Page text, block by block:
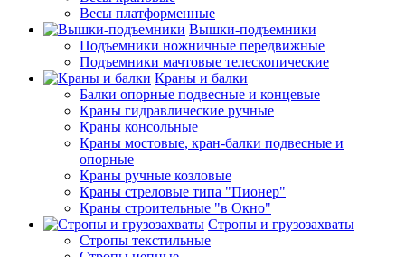
Весы платформенные
Вышки-подъемники
Подъемники ножничные передвижные
Подъемники мачтовые телескопические
Краны и балки
Балки опорные подвесные и концевые
Краны гидравлические ручные
Краны консольные
Краны мостовые, кран-балки подвесные и
опорные
Краны ручные козловые
Краны стреловые типа "Пионер"
Краны строительные "в Окно"
Стропы и грузозахваты
Стропы текстильные